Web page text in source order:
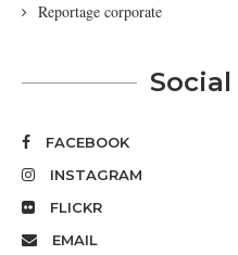
Reportage corporate
FACEBOOK
INSTAGRAM
FLICKR
EMAIL